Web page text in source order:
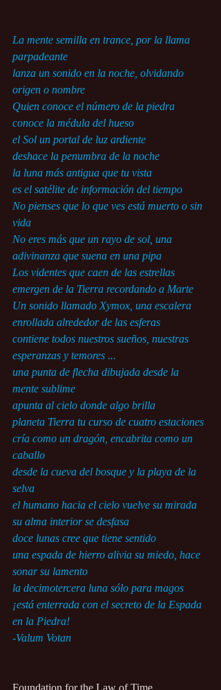
La mente semilla en trance, por la llama
parpadeante
lanza un sonido en la noche, olvidando
origen o nombre
Quien conoce el número de la piedra
conoce la médula del hueso
el Sol un portal de luz ardiente
deshace la penumbra de la noche
la luna más antigua que tu vista
es el satélite de información del tiempo
No pienses que lo que ves está muerto o sin
vida
No eres más que un rayo de sol, una
adivinanza que suena en una pipa
Los videntes que caen de las estrellas
emergen de la Tierra recordando a Marte
Un sonido llamado Xymox, una escalera
enrollada alrededor de las esferas
contiene todos nuestros sueños, nuestras
esperanzas y temores ...
una punta de flecha dibujada desde la
mente sublime
apunta al cielo donde algo brilla
planeta Tierra tu curso de cuatro estaciones
cría como un dragón, encabrita como un
caballo
desde la cueva del bosque y la playa de la
selva
el humano hacia el cielo vuelve su mirada
su alma interior se desfasa
doce lunas cree que tiene sentido
una espada de hierro alivia su miedo, hace
sonar su lamento
la decimotercera luna sólo para magos
¡está enterrada con el secreto de la Espada
en la Piedra!
-Valum Votan